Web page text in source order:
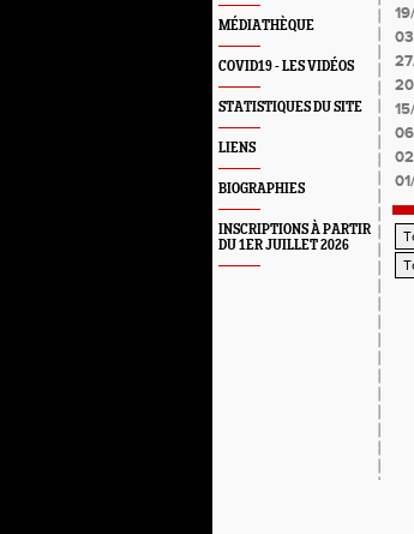
MÉDIATHÈQUE
COVID19 - LES VIDÉOS
STATISTIQUES DU SITE
LIENS
BIOGRAPHIES
INSCRIPTIONS À PARTIR
DU 1ER JUILLET 2026